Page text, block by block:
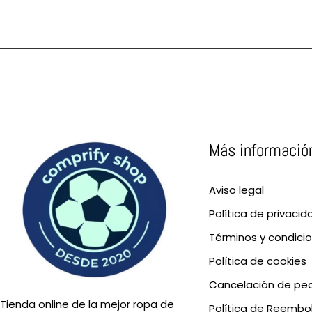
Tienda online de la mejor ropa de
Más
Aviso legal
Política de
Términos y
Política de cookies
Cancelación de
Política de